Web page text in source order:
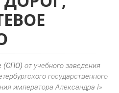
(СПО) от учебного заведения
государственного
императора Александра I»